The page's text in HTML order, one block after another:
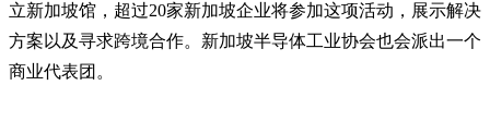
立新加坡馆，超过20家新加坡企业将参加这项活动，展示解决
方案以及寻求跨境合作。新加坡半导体工业协会也会派出一个
商业代表团。